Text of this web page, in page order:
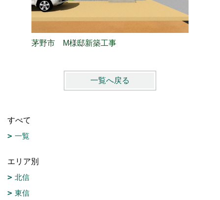
茅野市 M様邸新築工事
一覧へ戻る
すべて
一覧
エリア別
北信
東信